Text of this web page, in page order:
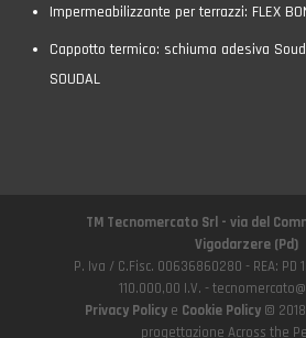
Impermeabilizzante per terrazzi: FLEX
Cappotto termico: schiuma adesiva
SOUDAL
TM Tecnomercato Srl - via del
Vigodarzere (Pd)
P. Iva / C.Fisc. 00636860280 - REA: PD
110.000,00 I.V. -
Privacy Policy e Cookie Policy© 2018
progettazione Across the